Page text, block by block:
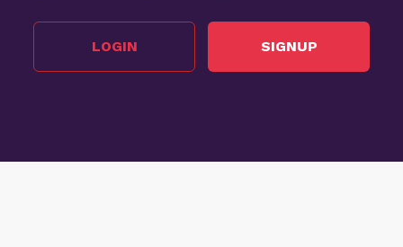
LOGIN SIGNUP